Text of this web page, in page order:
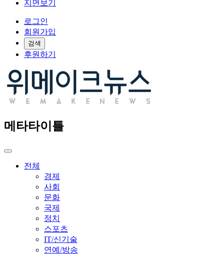
지면보기
로그인
회원가입
검색
후원하기
메타타이틀
전체
경제
사회
문화
국제
정치
스포츠
IT/신기술
연예/방송